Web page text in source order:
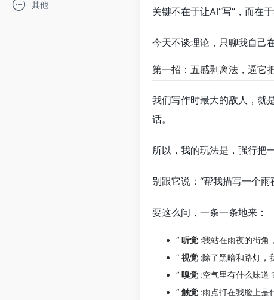
其他
关键不在于让AI“写”，而在
今天不谈理论，只聊我自己
第一招：五感剥离法，逼它
我们写作时最大的敌人，就
话。
所以，我的玩法是，强行把
别跟它说：“帮我描写一个雨
要这么问，一条一条地来：
“ 听觉 :我站在雨夜的街角
“ 视觉 :除了黑暗和路灯，
“ 嗅觉 :空气里有什么味道
“ 触觉 :雨点打在我脸上是